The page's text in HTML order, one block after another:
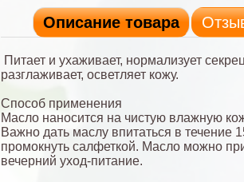
Описание товара
Питает и ухаживает, нормализует
разглаживает, осветляет кожу.
Способ применения
Масло наносится на чистую влажную
Важно дать маслу впитаться в течение
промокнуть салфеткой. Масло можно
вечерний уход-питание.